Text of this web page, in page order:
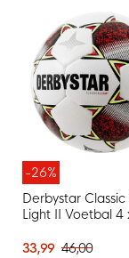
-26%
Derbystar
Light II Voetbal 4
33,99 46,00